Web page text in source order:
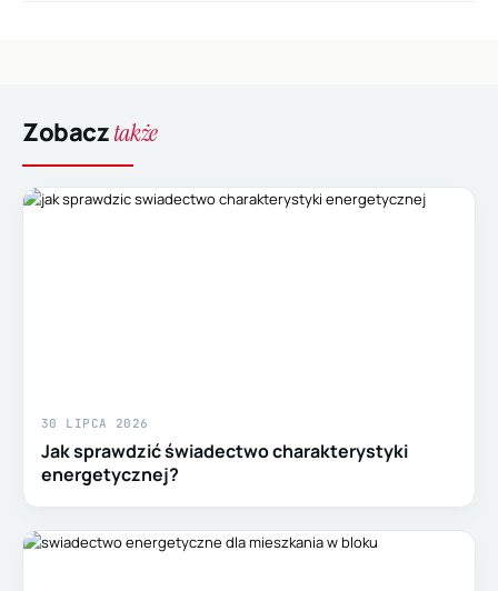
Zobacztakże
30 LIPCA 2026
Jak sprawdzić świadectwo charakterystyki
energetycznej?